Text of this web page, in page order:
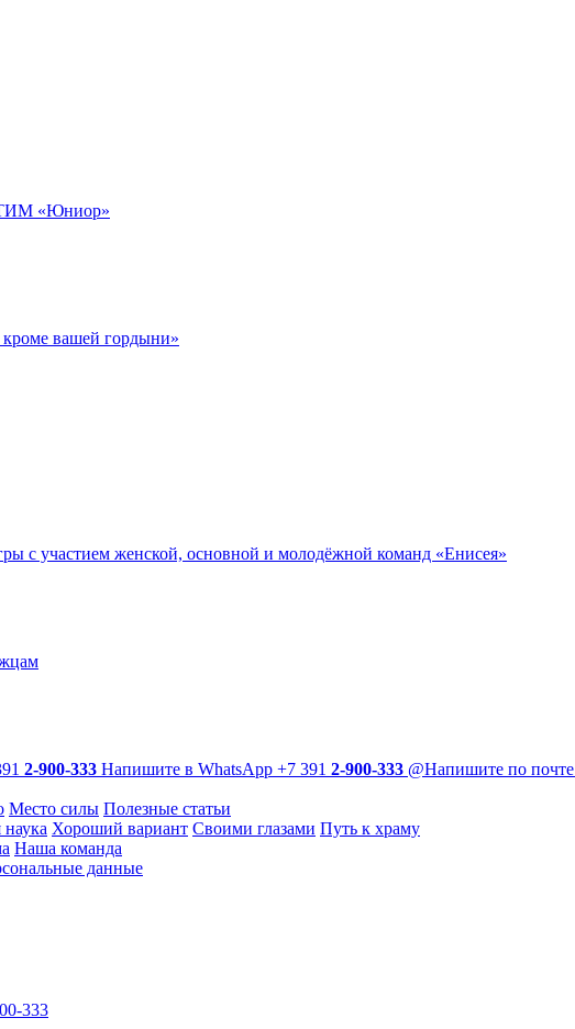
ТИМ «Юниор»
вашей гордыни»
с участием женской, основной и молодёжной команд «Енисея»
2-900-333 Напишите в WhatsApp +7 391 2-900-333 @Напишите по почте
Место силы Полезные статьи
Хороший вариант Своими глазами Путь к храму
Наша команда
данные
333